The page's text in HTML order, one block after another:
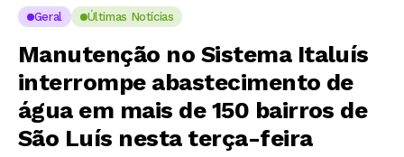
São Luís nesta terça-feira
Geral Últimas Notícias
Manutenção no Sistema Italuís
interrompe abastecimento de
água em mais de 150 bairros de
São Luís nesta terça-feira